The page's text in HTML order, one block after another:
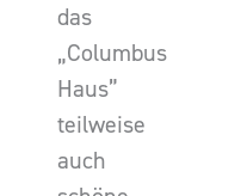
das
„Columbus
Haus”
teilweise
auch